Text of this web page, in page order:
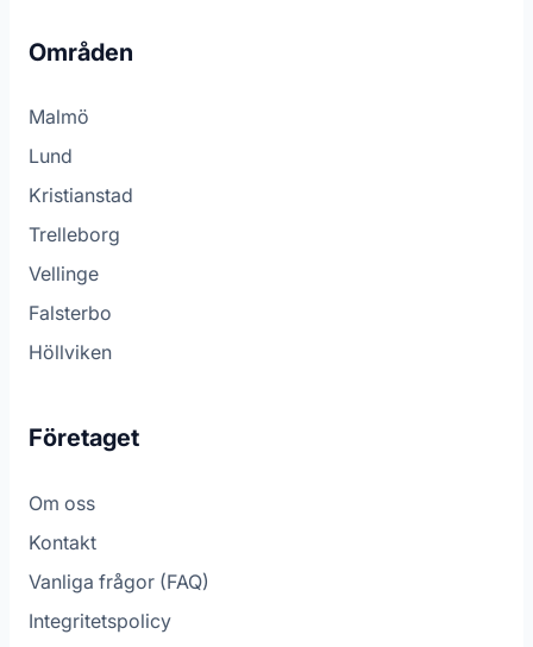
Områden
Malmö
Lund
Kristianstad
Trelleborg
Vellinge
Falsterbo
Höllviken
Företaget
Om oss
Kontakt
Vanliga frågor (FAQ)
Integritetspolicy